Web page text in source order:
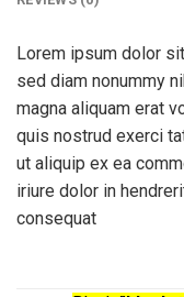
Lorem ipsum dolor
sed diam nonummy
magna aliquam erat
quis nostrud exerci
ut aliquip ex ea
iriure dolor in
consequat